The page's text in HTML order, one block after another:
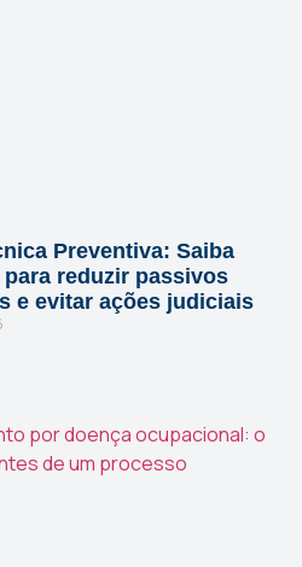
Preventiva: Saiba
reduzir passivos
e evitar ações judiciais